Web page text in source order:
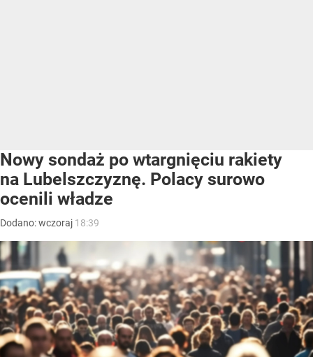
Nowy sondaż po wtargnięciu rakiety
na Lubelszczyznę. Polacy surowo
ocenili władze
Dodano:wczoraj 18:39